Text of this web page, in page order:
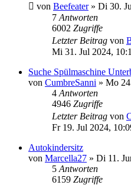
von Beefeater» Di 30.
7 Antworten
6002 Zugriffe
Letzter Beitrag von
Mi 31. Jul 2024,
Suche Spülmaschine
von CumbreSanni » Mo
4 Antworten
4946 Zugriffe
Letzter Beitrag von
Fr 19. Jul 2024,
Autokindersitz
von Marcella27 » Di 11.
5 Antworten
6159 Zugriffe